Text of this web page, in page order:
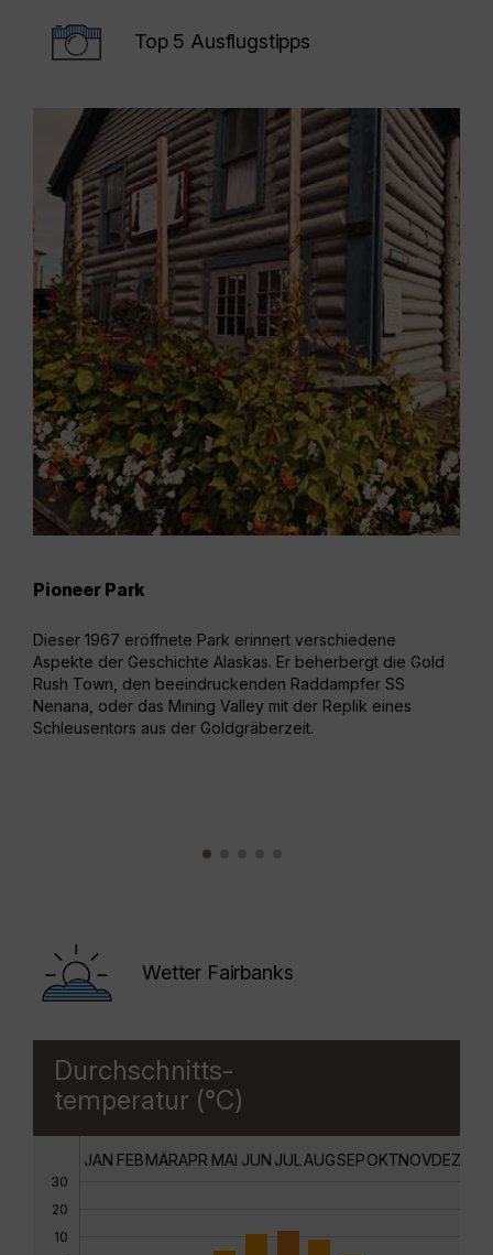
Top 5 Ausflugstipps
Pioneer Park
Dieser 1967 eröffnete Park erinnert verschiedene
Aspekte der Geschichte Alaskas. Er beherbergt die Gold
Rush Town, den beeindruckenden Raddampfer SS
Nenana, oder das Mining Valley mit der Replik eines
Schleusentors aus der Goldgräberzeit.
Wetter Fairbanks
Durchschnitts-
temperatur (°C)
30
20
10
JAN FEBMÄRAPR MAI JUN JUL AUGSEPOKTNOVDEZ